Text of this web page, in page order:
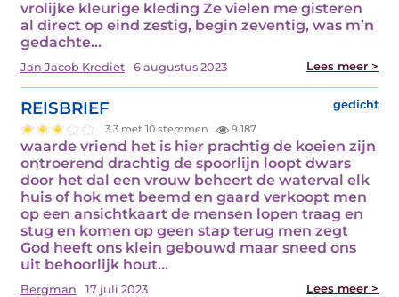
vrolijke kleurige kleding Ze vielen me gisteren
al direct op eind zestig, begin zeventig, was m’n
gedachte…
Jan Jacob Krediet 6 augustus 2023 Lees meer >
REISBRIEF gedicht
3.3 met 10 stemmen 9.187
waarde vriend het is hier prachtig de koeien zijn
ontroerend drachtig de spoorlijn loopt dwars
door het dal een vrouw beheert de waterval elk
huis of hok met beemd en gaard verkoopt men
op een ansichtkaart de mensen lopen traag en
stug en komen op geen stap terug men zegt
God heeft ons klein gebouwd maar sneed ons
uit behoorlijk hout…
Bergman 17 juli 2023 Lees meer >